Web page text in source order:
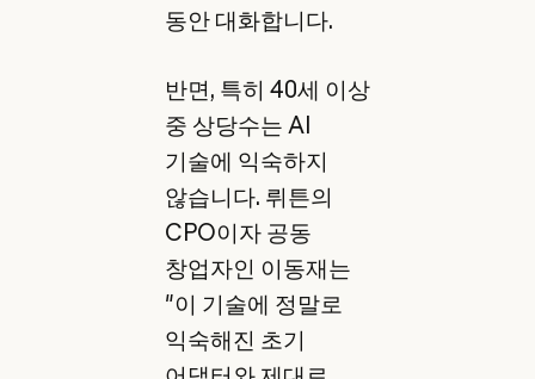
동안 대화합니다.
반면, 특히 40세 이상
중 상당수는 AI
기술에 익숙하지
않습니다. 뤼튼의
CPO이자 공동
창업자인 이동재는
"이 기술에 정말로
익숙해진 초기